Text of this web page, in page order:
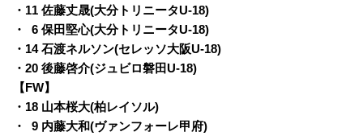
・11 佐藤丈晟(大分トリニータU-18)
・
06 保田堅心(大分トリニータU-18)
・14 石渡ネルソン(セレッソ大阪U-18)
・20 後藤啓介(ジュビロ磐田U-18)
【FW】
・18 山本桜大(柏レイソル)
・
09 内藤大和(ヴァンフォーレ甲府)